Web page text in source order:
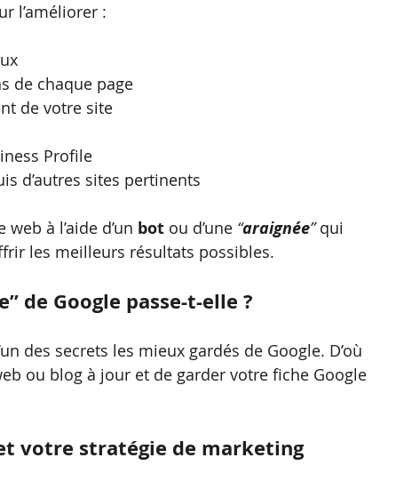
l’améliorer :
de chaque page
de votre site
Profile
d’autres sites pertinents
à l’aide d’un bot ou d’une “araignée” qui
les meilleurs résultats possibles.
de Google passe-t-elle ?
des secrets les mieux gardés de Google. D’où
ou blog à jour et de garder votre fiche Google
votre stratégie de marketing